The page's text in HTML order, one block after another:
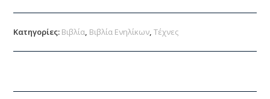
Κατηγορίες: Βιβλία, Βιβλία Ενηλίκων,Τέχνες